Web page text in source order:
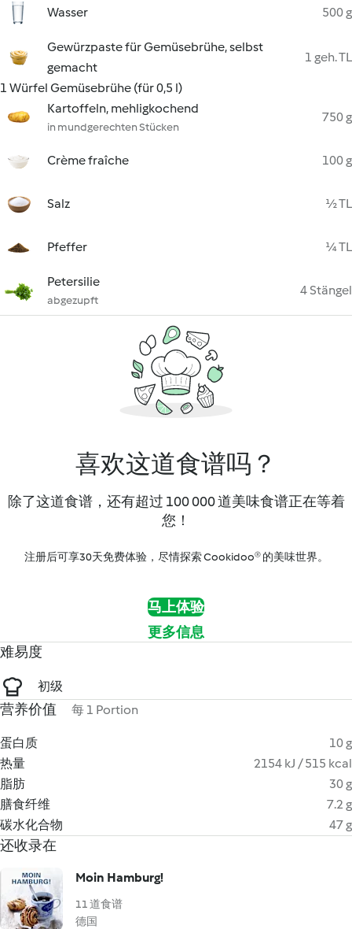
Wasser 500 g
Gewürzpaste für Gemüsebrühe, selbst
gemacht
1 geh. TL
1 Würfel Gemüsebrühe (für 0,5 l)
Kartoffeln, mehligkochend
in mundgerechten Stücken
750 g
Crème fraîche 100 g
Salz ½ TL
Pfeffer ¼ TL
Petersilie
abgezupft
4 Stängel
喜欢这道食谱吗？
除了这道食谱，还有超过 100 000 道美味食谱正在等着
您！
注册后可享30天免费体验，尽情探索 Cookidoo® 的美味世界。
马上体验
更多信息
难易度
初级
营养价值 每 1 Portion
蛋白质
10 g
热量
2154 kJ / 515 kcal
脂肪
30 g
膳食纤维
7.2 g
碳水化合物
47 g
还收录在
Moin Hamburg!
11 道食谱
德国